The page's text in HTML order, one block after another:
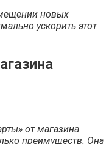
новых
ускорить этот
от магазина
преимуществ. Она